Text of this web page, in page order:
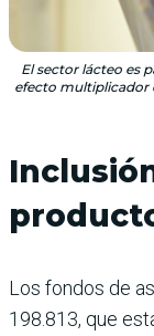
El sector lácteo es
efecto multiplicador
Los fondos de
198.813, que